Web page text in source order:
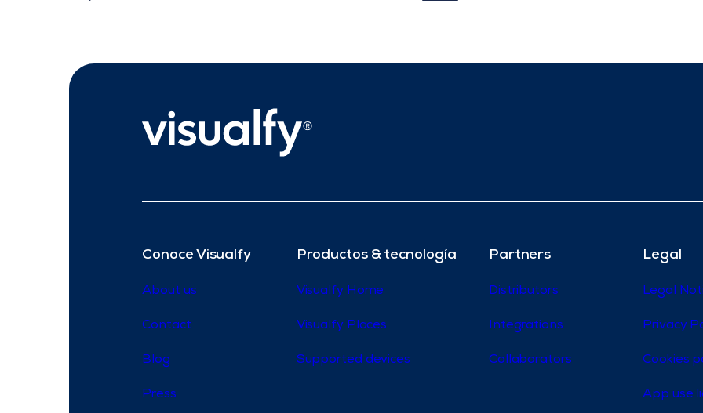
Conoce Visualfy
About us
Contact
Blog
Press
Productos & tecnología
Visualfy Home
Visualfy Places
Supported devices
Partners
Distributors
Integrations
Collaborators
Legal
Legal
Privacy
Cookies
App use